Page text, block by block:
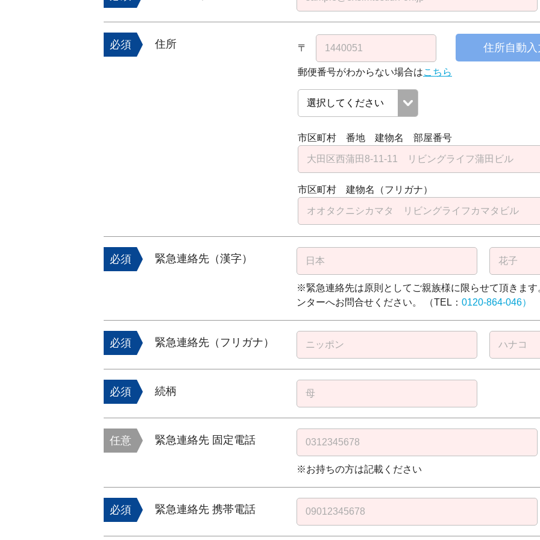
必須 住所 〒 住所自動入
郵便番号がわからない場合はこちら
市区町村 番地 建物名 部屋番号
市区町村 建物名（フリガナ）
必須 緊急連絡先（漢字）
※緊急連絡先は原則としてご親族様に限らせて頂きま
ンターへお問合せください。 （TEL： 0120-864-046）
必須 緊急連絡先（フリガナ）
必須 続柄
任意 緊急連絡先 固定電話
※お持ちの方は記載ください
必須 緊急連絡先 携帯電話